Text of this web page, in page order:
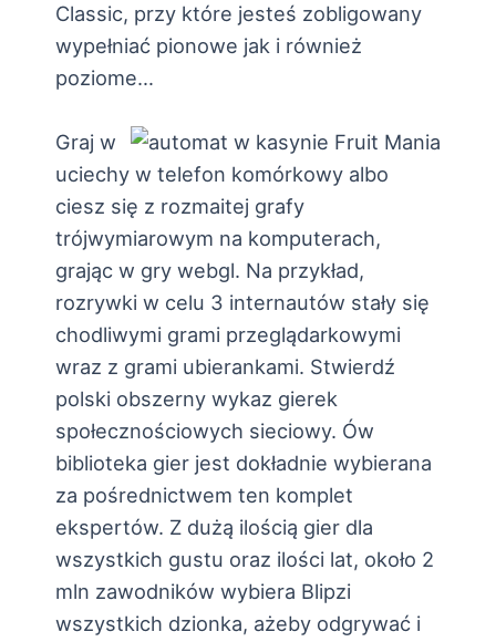
Classic, przy które jesteś zobligowany
wypełniać pionowe jak i również
poziome…
Graj w
uciechy w telefon komórkowy albo
ciesz się z rozmaitej grafy
trójwymiarowym na komputerach,
grając w gry webgl. Na przykład,
rozrywki w celu 3 internautów stały się
chodliwymi grami przeglądarkowymi
wraz z grami ubierankami. Stwierdź
polski obszerny wykaz gierek
społecznościowych sieciowy. Ów
biblioteka gier jest dokładnie wybierana
za pośrednictwem ten komplet
ekspertów. Z dużą ilością gier dla
wszystkich gustu oraz ilości lat, około 2
mln zawodników wybiera Blipzi
wszystkich dzionka, ażeby odgrywać i